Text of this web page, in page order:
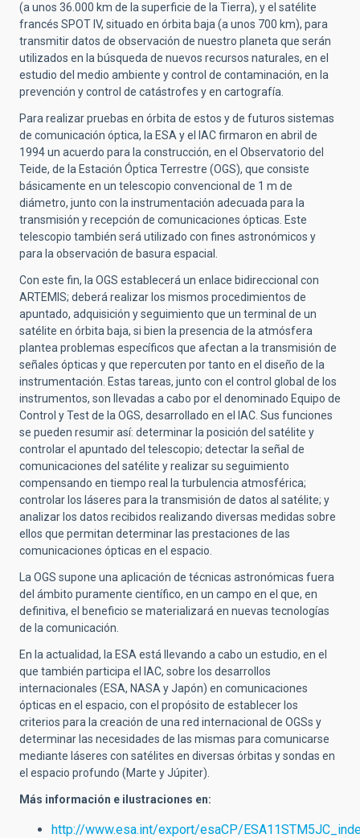
(a unos 36.000 km de la superficie de la Tierra), y el satélite
francés SPOT IV, situado en órbita baja (a unos 700 km), para
transmitir datos de observación de nuestro planeta que serán
utilizados en la búsqueda de nuevos recursos naturales, en el
estudio del medio ambiente y control de contaminación, en la
prevención y control de catástrofes y en cartografía.
Para realizar pruebas en órbita de estos y de futuros sistemas
de comunicación óptica, la ESA y el IAC firmaron en abril de
1994 un acuerdo para la construcción, en el Observatorio del
Teide, de la Estación Óptica Terrestre (OGS), que consiste
básicamente en un telescopio convencional de 1 m de
diámetro, junto con la instrumentación adecuada para la
transmisión y recepción de comunicaciones ópticas. Este
telescopio también será utilizado con fines astronómicos y
para la observación de basura espacial.
Con este fin, la OGS establecerá un enlace bidireccional con
ARTEMIS; deberá realizar los mismos procedimientos de
apuntado, adquisición y seguimiento que un terminal de un
satélite en órbita baja, si bien la presencia de la atmósfera
plantea problemas específicos que afectan a la transmisión de
señales ópticas y que repercuten por tanto en el diseño de la
instrumentación. Estas tareas, junto con el control global de los
instrumentos, son llevadas a cabo por el denominado Equipo de
Control y Test de la OGS, desarrollado en el IAC. Sus funciones
se pueden resumir así: determinar la posición del satélite y
controlar el apuntado del telescopio; detectar la señal de
comunicaciones del satélite y realizar su seguimiento
compensando en tiempo real la turbulencia atmosférica;
controlar los láseres para la transmisión de datos al satélite; y
analizar los datos recibidos realizando diversas medidas sobre
ellos que permitan determinar las prestaciones de las
comunicaciones ópticas en el espacio.
La OGS supone una aplicación de técnicas astronómicas fuera
del ámbito puramente científico, en un campo en el que, en
definitiva, el beneficio se materializará en nuevas tecnologías
de la comunicación.
En la actualidad, la ESA está llevando a cabo un estudio, en el
que también participa el IAC, sobre los desarrollos
internacionales (ESA, NASA y Japón) en comunicaciones
ópticas en el espacio, con el propósito de establecer los
criterios para la creación de una red internacional de OGSs y
determinar las necesidades de las mismas para comunicarse
mediante láseres con satélites en diversas órbitas y sondas en
el espacio profundo (Marte y Júpiter).
Más información e ilustraciones en:
http://www.esa.int/export/esaCP/